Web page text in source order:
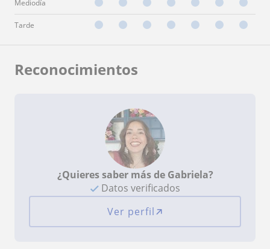
Mediodía
Tarde
Reconocimientos
¿Quieres saber más de Gabriela?
Datos verificados
Ver perfil